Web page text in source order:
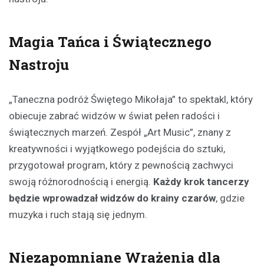
Magia Tańca i Świątecznego
Nastroju
„Taneczna podróż Świętego Mikołaja” to spektakl, który
obiecuje zabrać widzów w świat pełen radości i
świątecznych marzeń. Zespół „Art Music”, znany z
kreatywności i wyjątkowego podejścia do sztuki,
przygotował program, który z pewnością zachwyci
swoją różnorodnością i energią. Każdy krok tancerzy
będzie wprowadzał widzów do krainy czarów, gdzie
muzyka i ruch stają się jednym.
Niezapomniane Wrażenia dla